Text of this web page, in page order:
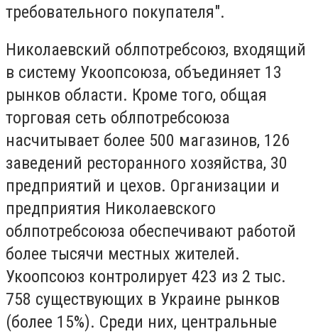
требовательного покупателя".
Николаевский облпотребсоюз, входящий
в систему Укоопсоюза, объединяет 13
рынков области. Кроме того, общая
торговая сеть облпотребсоюза
насчитывает более 500 магазинов, 126
заведений ресторанного хозяйства, 30
предприятий и цехов. Организации и
предприятия Николаевского
облпотребсоюза обеспечивают работой
более тысячи местных жителей.
Укоопсоюз контролирует 423 из 2 тыс.
758 существующих в Украине рынков
(более 15%). Среди них, центральные